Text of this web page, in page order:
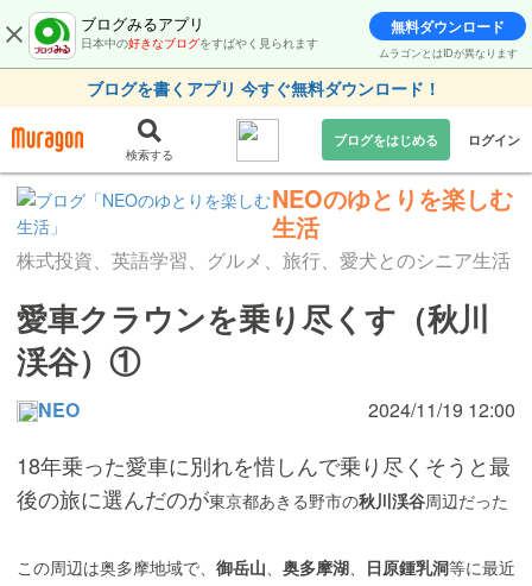
ブログみるアプリ
日本中の好きなブログをすばやく見られます
無料ダウンロード
ムラゴンとはIDが異なります
ブログを書くアプリ 今すぐ無料ダウンロード！
検索する
ブログをはじめる ログイン
NEOのゆとりを楽しむ
生活
株式投資、英語学習、グルメ、旅行、愛犬とのシニア生活
愛車クラウンを乗り尽くす（秋川
渓谷）①
NEO 2024/11/19 12:00
18年乗った愛車に別れを惜しんで乗り尽くそうと最
後の旅に選んだのが東京都あきる野市の秋川渓谷周辺だった
この周辺は奥多摩地域で、 御岳山 奥多摩湖 日原鍾乳洞等に最近